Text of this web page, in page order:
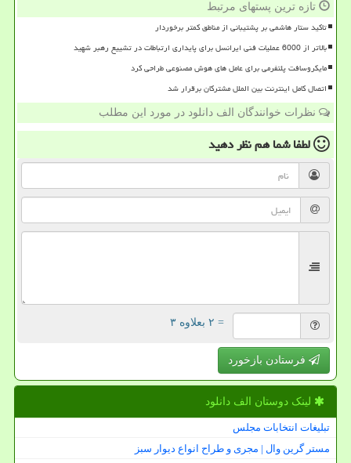
تازه ترین پستهای مرتبط
تاکید ستار هاشمی بر پشتیبانی از مناطق کمتر برخوردار
بالاتر از 6000 عملیات فنی ایرانسل برای پایداری ارتباطات در تشییع رهبر شهید
مایکروسافت پلتفرمی برای عامل های هوش مصنوعی طراحی کرد
اتصال کامل اینترنت بین الملل مشترکان برقرار شد
نظرات خوانندگان الف دانلود در مورد این مطلب
لطفا شما همنظر دهید
= ۲ بعلاوه ۳
فرستادن بازخورد
لینک دوستان الف دانلود
تبلیغات انتخابات مجلس
مستر گرین وال | مجری و طراح انواع دیوار سبز